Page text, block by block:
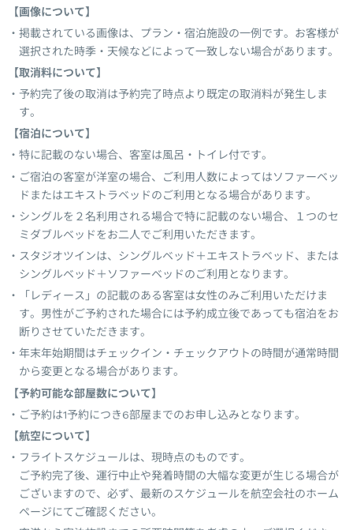
【画像について】
掲載されている画像は、プラン・宿泊施設の一例です。お客様が
選択された時季・天候などによって一致しない場合があります。
【取消料について】
予約完了後の取消は予約完了時点より既定の取消料が発生しま
す。
【宿泊について】
特に記載のない場合、客室は風呂・トイレ付です。
ご宿泊の客室が洋室の場合、ご利用人数によってはソファーベッ
ドまたはエキストラベッドのご利用となる場合があります。
シングルを２名利用される場合で特に記載のない場合、１つのセ
ミダブルベッドをお二人でご利用いただきます。
スタジオツインは、シングルベッド＋エキストラベッド、または
シングルベッド＋ソファーベッドのご利用となります。
「レディース」の記載のある客室は女性のみご利用いただけま
す。男性がご予約された場合には予約成立後であっても宿泊をお
断りさせていただきます。
年末年始期間はチェックイン・チェックアウトの時間が通常時間
から変更となる場合があります。
【予約可能な部屋数について】
ご予約は1予約につき6部屋までのお申し込みとなります。
【航空について】
フライトスケジュールは、現時点のものです。
ご予約完了後、運行中止や発着時間の大幅な変更が生じる場合が
ございますので、必ず、最新のスケジュールを航空会社のホーム
ページにてご確認ください。